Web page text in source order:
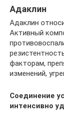
Адаклин
Адаклин
Активный
факторам,
изменений,
Соединение
интенсивно